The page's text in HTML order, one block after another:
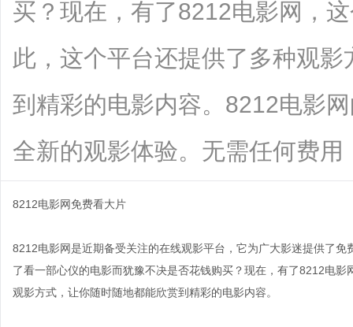
买？现在，有了8212电影网，
此，这个平台还提供了多种观
到精彩的电影内容。8212电影
全新的观影体验。无需任何费用
8212电影网免费看大片
8212电影网是近期备受关注的在线观影平台，它为广大影迷提供了
了看一部心仪的电影而犹豫不决是否花钱购买？现在，有了8212电
观影方式，让你随时随地都能欣赏到精彩的电影内容。